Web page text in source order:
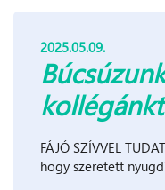
2025.05.09.
FÁJÓ SZÍVVEL
hogy szeretett